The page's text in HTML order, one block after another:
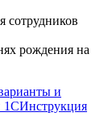
сотрудников
рождения на
и
1СИнструкция